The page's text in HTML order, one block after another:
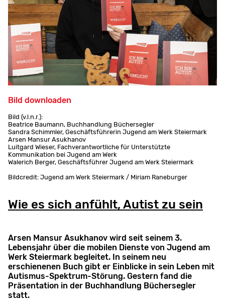
Bild downloaden
Bild (v.l.n.r.):
Beatrice Baumann, Buchhandlung Büchersegler
Sandra Schimmler, Geschäftsführerin Jugend am Werk Steiermark
Arsen Mansur Asukhanov
Luitgard Wieser, Fachverantwortliche für Unterstützte
Kommunikation bei Jugend am Werk
Walerich Berger, Geschäftsführer Jugend am Werk Steiermark
Bildcredit: Jugend am Werk Steiermark / Miriam Raneburger
Wie es sich anfühlt, Autist zu sein
Arsen Mansur Asukhanov wird seit seinem 3.
Lebensjahr über die mobilen Dienste von Jugend am
Werk Steiermark begleitet. In seinem neu
erschienenen Buch gibt er Einblicke in sein Leben mit
Autismus-Spektrum-Störung. Gestern fand die
Präsentation in der Buchhandlung Büchersegler
statt.